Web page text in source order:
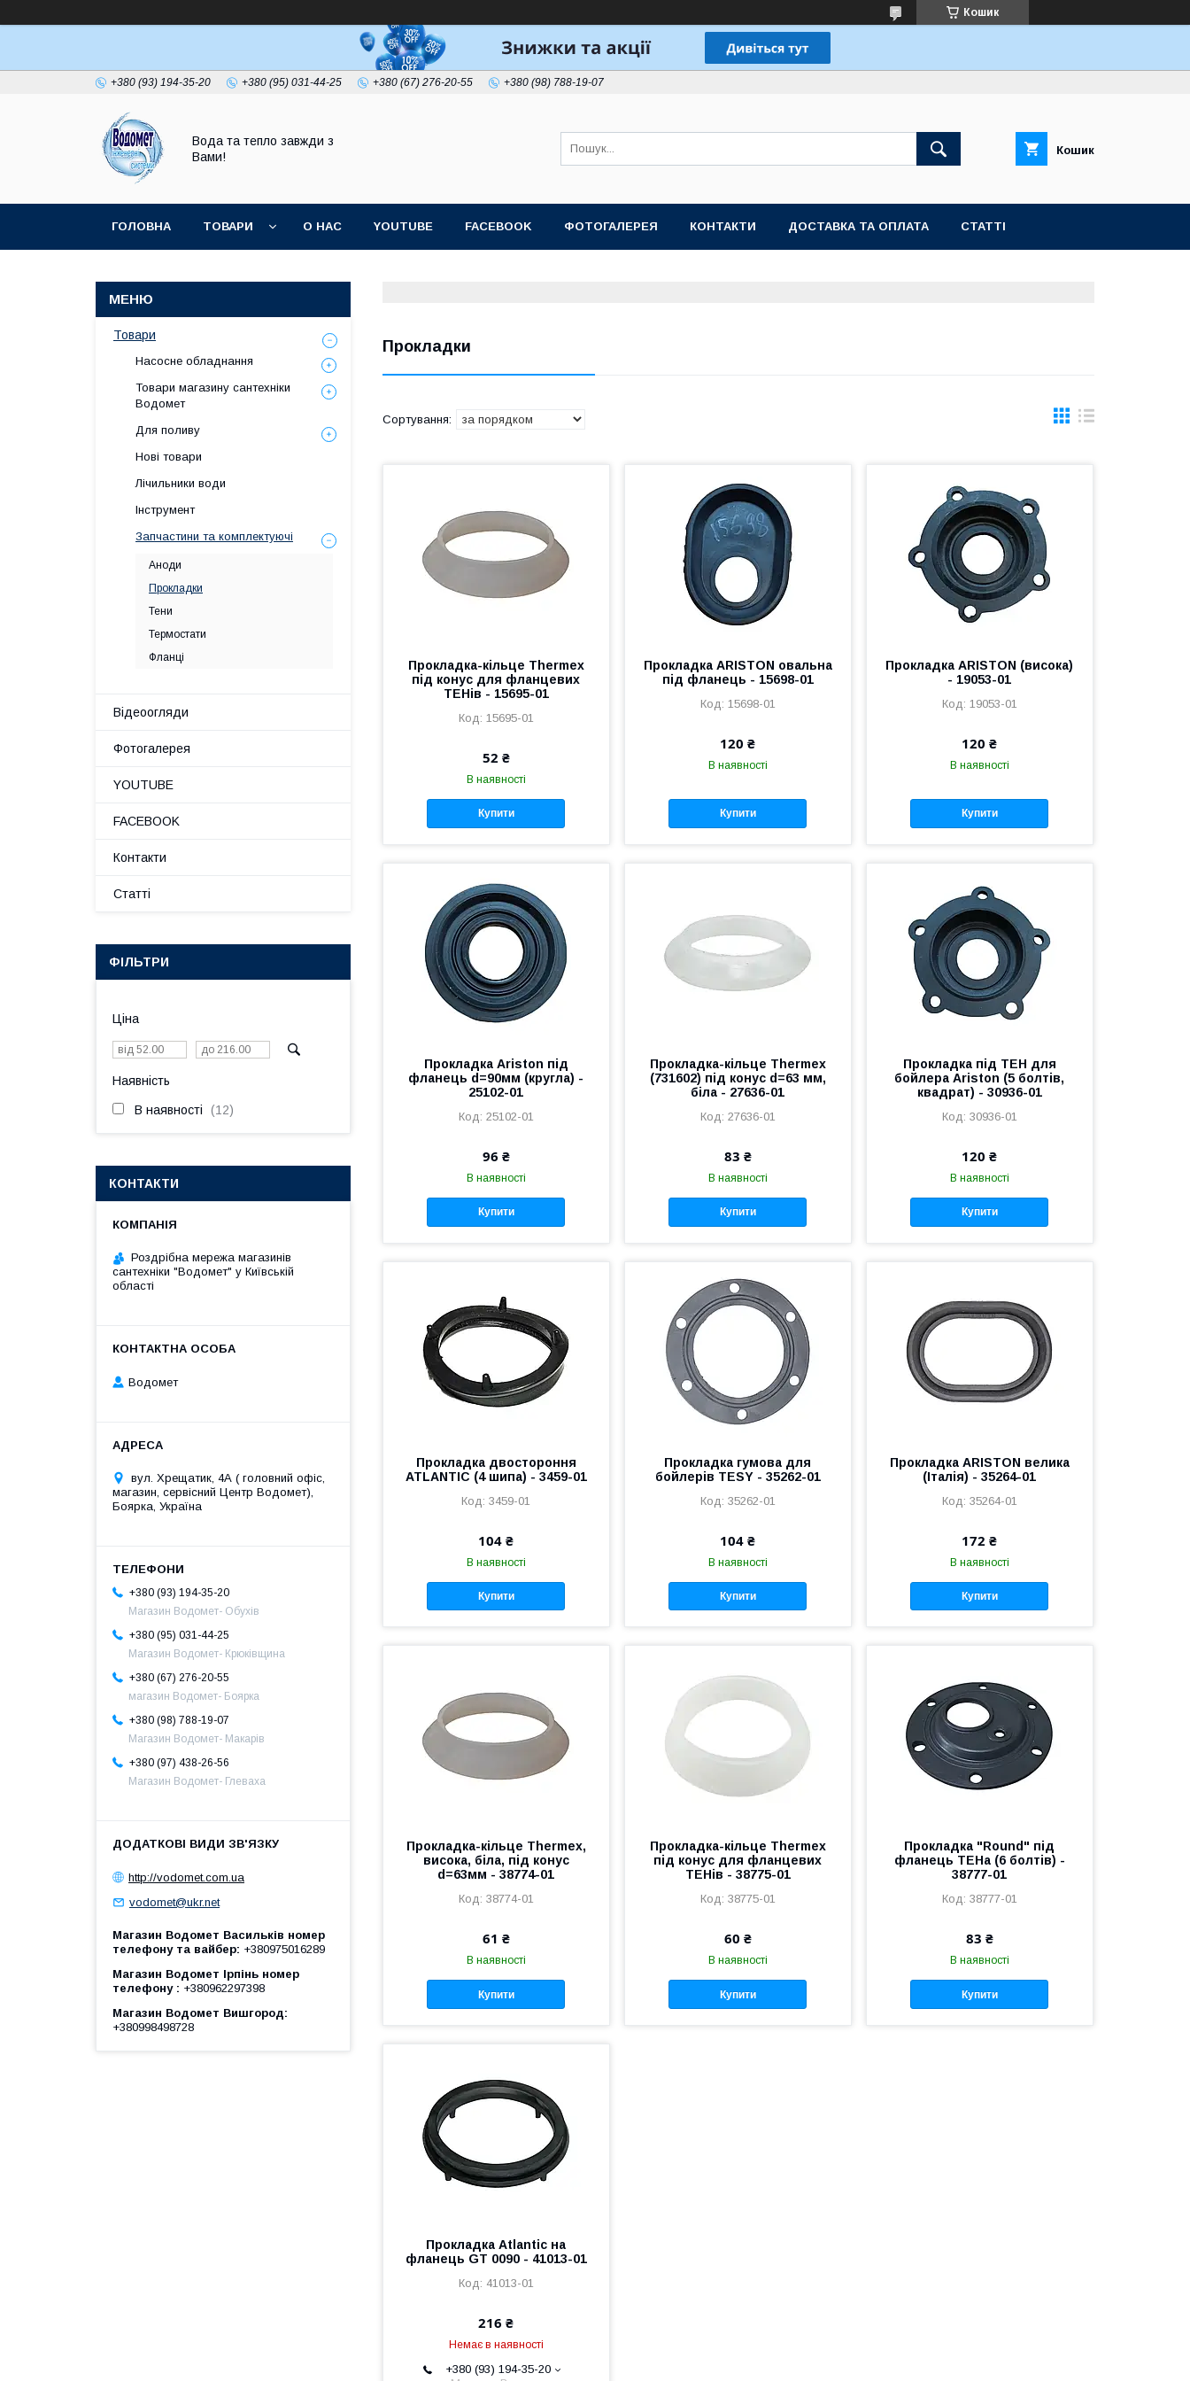
Кошик
+380 (93) 194-35-20 +380 (95) 031-44-25 +380 (67) 276-20-55 +380 (98) 788-19-07
Вода та тепло завжди з
Вами!
Кошик
ГОЛОВНА ТОВАРИ О НАС YOUTUBE FACEBOOK ФОТОГАЛЕРЕЯ КОНТАКТИ ДОСТАВКА ТА ОПЛАТА СТАТТІ
Прокладки
Прокладка-кільце Thermex
під конус для фланцевих
ТЕНів - 15695-01
15695-01
52 ₴
В наявності
Купити
Прокладка ARISTON овальна
під фланець - 15698-01
15698-01
120 ₴
В наявності
Купити
Прокладка ARISTON (висока)
- 19053-01
19053-01
120 ₴
В наявності
Купити
Прокладка Ariston під
фланець d=90мм (кругла) -
25102-01
25102-01
96 ₴
В наявності
Купити
Прокладка-кільце Thermex
(731602) під конус d=63 мм,
біла - 27636-01
27636-01
83 ₴
В наявності
Купити
Прокладка під ТЕН для
бойлера Ariston (5 болтів,
квадрат) - 30936-01
30936-01
120 ₴
В наявності
Купити
Прокладка двостороння
ATLANTIC (4 шипа) - 3459-01
3459-01
104 ₴
В наявності
Купити
Прокладка гумова для
бойлерів TESY - 35262-01
35262-01
104 ₴
В наявності
Купити
Прокладка ARISTON велика
(Італія) - 35264-01
35264-01
172 ₴
В наявності
Купити
Прокладка-кільце Thermex,
висока, біла, під конус
d=63мм - 38774-01
38774-01
61 ₴
В наявності
Купити
Прокладка-кільце Thermex
під конус для фланцевих
ТЕНів - 38775-01
38775-01
60 ₴
В наявності
Купити
Прокладка "Round" під
фланець ТЕНа (6 болтів) -
38777-01
38777-01
83 ₴
В наявності
Купити
Прокладка Atlantic на
фланець GT 0090 - 41013-01
41013-01
216 ₴
Немає в наявності
+380 (93) 194-35-20
Товари
Насосне обладнання
Товари магазину сантехніки
Водомет
Для поливу
Нові товари
Лічильники води
Інструмент
Запчастини та комплектуючі
Аноди
Прокладки
Тени
Термостати
Фланці
Відеоогляди
Фотогалерея
YOUTUBE
FACEBOOK
Контакти
Статті
ФІЛЬТРИ
Ціна
Наявність
В наявності 12
КОНТАКТИ
Роздрібна мережа магазинів
сантехніки "Водомет" у Київській
області
Водомет
вул. Хрещатик, 4А ( головний офіс,
магазин, сервісний Центр Водомет),
Боярка, Україна
+380 (93) 194-35-20
Магазин Водомет- Обухів
+380 (95) 031-44-25
Магазин Водомет- Крюківщина
+380 (67) 276-20-55
магазин Водомет- Боярка
+380 (98) 788-19-07
Магазин Водомет- Макарів
+380 (97) 438-26-56
Магазин Водомет- Глеваха
http://vodomet.com.ua
vodomet@ukr.net
Магазин Водомет Васильків номер
телефону та вайбер +380975016289
Магазин Водомет Ірпінь номер
телефону
+380962297398
Магазин Водомет Вишгород
+380998498728